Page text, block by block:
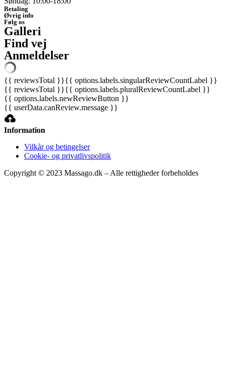
Betaling
Øvrig info
Følg os
Galleri
Find vej
Anmeldelser
{{ reviewsTotal }}{{ options.labels.singularReviewCountLabel }}
{{ reviewsTotal }}{{ options.labels.pluralReviewCountLabel }}
{{ options.labels.newReviewButton }}
{{ userData.canReview.message }}
Information
Vilkår og betingelser
Cookie- og privatlivspolitik
Copyright © 2023 Massago.dk – Alle rettigheder forbeholdes